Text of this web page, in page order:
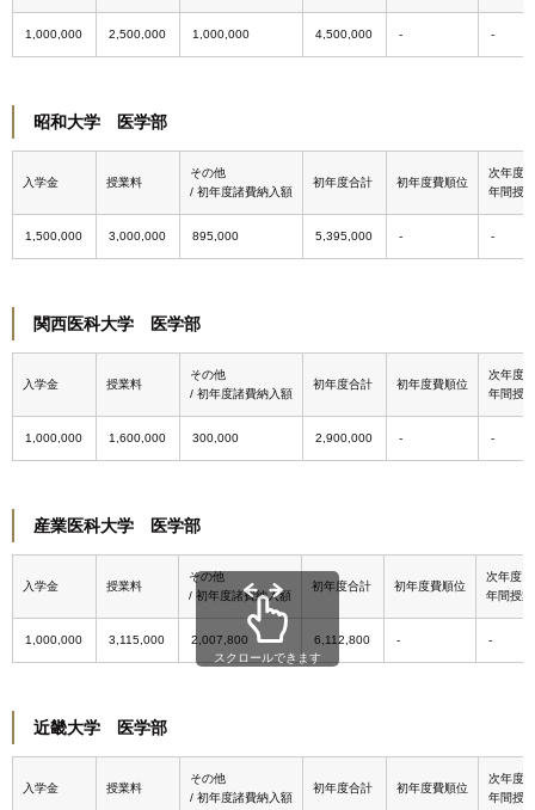
1,000,000 2,500,000 1,000,000 4,500,000
昭和大学 医学部
入学金 授業料
その他
/ 初年度諸費納入額
初年度合計 初年度費順位
次年度
年間授
1,500,000 3,000,000 895,000 5,395,000
関西医科大学 医学部
入学金 授業料
その他
/ 初年度諸費納入額
初年度合計 初年度費順位
次年度
年間授
1,000,000 1,600,000 300,000 2,900,000
産業医科大学 医学部
入学金 授業料
その他
/ 初年度諸費納入額
初年度合計 初年度費順位
次年度
年間授
1,000,000 3,115,000 2,007,800 6,112,800
近畿大学 医学部
入学金 授業料
その他
/ 初年度諸費納入額
初年度合計 初年度費順位
次年度
年間授
スクロールできます